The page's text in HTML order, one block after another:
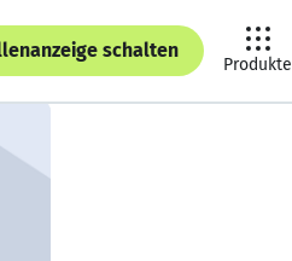
schalten
Produkte